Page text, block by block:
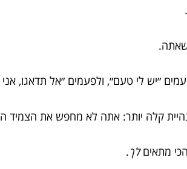
שאתה.
״יש לי טעם״, ולפעמים ״אל תדאגו,
קלה יותר: אתה לא מחפש את הצמיד
מתאיםלך.